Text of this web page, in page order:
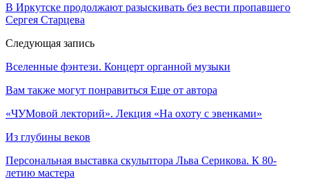
В Иркутске продолжают разыскивать без вести пропавшего
Сергея Старцева
Следующая запись
Вселенные фэнтези. Концерт органной музыки
Вам также могут понравиться Еще от автора
«ЧУМовой лекторий». Лекция «На охоту с эвенками»
Из глубины веков
Персональная выставка скульптора Льва Серикова. К 80-
летию мастера